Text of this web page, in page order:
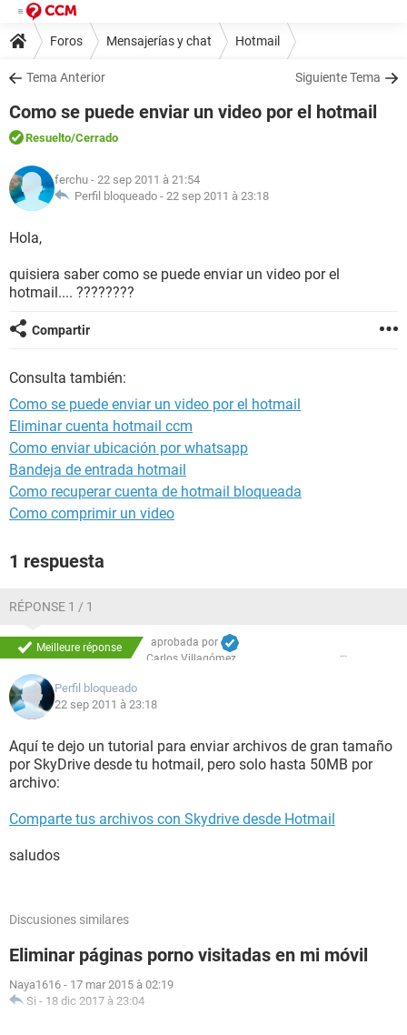
Foros Mensajerías y chat Hotmail
Tema Anterior Siguiente Tema
Como se puede enviar un video por el hotmail
Resuelto/Cerrado
ferchu - 22 sep 2011 à 21:54
Perfil bloqueado - 22 sep 2011 à 23:18
Hola,
quisiera saber como se puede enviar un video por el
hotmail.... ????????
Compartir
Consulta también:
Como se puede enviar un video por el hotmail
Eliminar cuenta hotmail ccm
Como enviar ubicación por whatsapp
Bandeja de entrada hotmail
Como recuperar cuenta de hotmail bloqueada
Como comprimir un video
1 respuesta
RÉPONSE 1 / 1
Meilleure réponse
aprobada por
Carlos Villagómez
Perfil bloqueado
22 sep 2011 à 23:18
Aquí te dejo un tutorial para enviar archivos de gran tamaño
por SkyDrive desde tu hotmail, pero solo hasta 50MB por
archivo:
Comparte tus archivos con Skydrive desde Hotmail
saludos
Discusiones similares
Eliminar páginas porno visitadas en mi móvil
Naya1616 - 17 mar 2015 à 02:19
Si - 18 dic 2017 à 23:04